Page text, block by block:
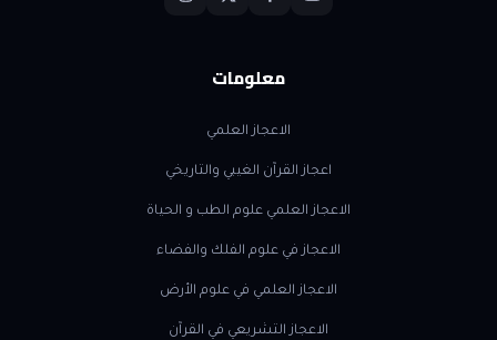
معلومات
الاعجاز العلمي
اعجاز القرآن الغيبي والتاريخي
الاعجاز العلمي علوم الطب و الحياة
الاعجاز في علوم الفلك والفضاء
الاعجاز العلمي في علوم الأرض
الاعجاز التشريعي في القرآن